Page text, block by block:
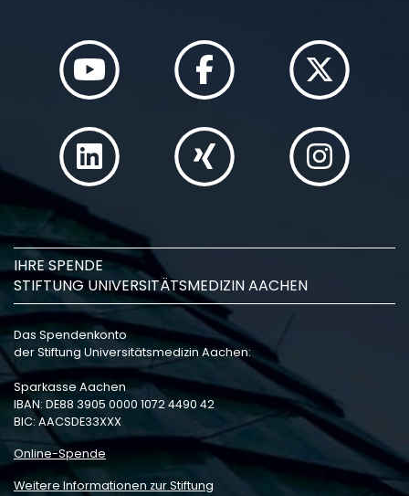
IHRE SPENDE
STIFTUNG UNIVERSITÄTSMEDIZIN AACHEN
Das Spendenkonto
der Stiftung Universitätsmedizin Aachen:
Sparkasse Aachen
IBAN: DE88 3905 0000 1072 4490 42
BIC: AACSDE33XXX
Online-Spende
Weitere Informationen zur Stiftung